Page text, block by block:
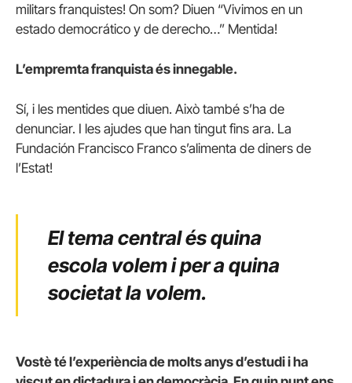
militars franquistes! On som? Diuen “Vivimos en un
estado democrático y de derecho…” Mentida!
L’empremta franquista és innegable.
Sí, i les mentides que diuen. Això també s’ha de
denunciar. I les ajudes que han tingut fins ara. La
Fundación Francisco Franco s’alimenta de diners de
l’Estat!
El tema central és quina
escola volem i per a quina
societat la volem.
Vostè té l’experiència de molts anys d’estudi i ha